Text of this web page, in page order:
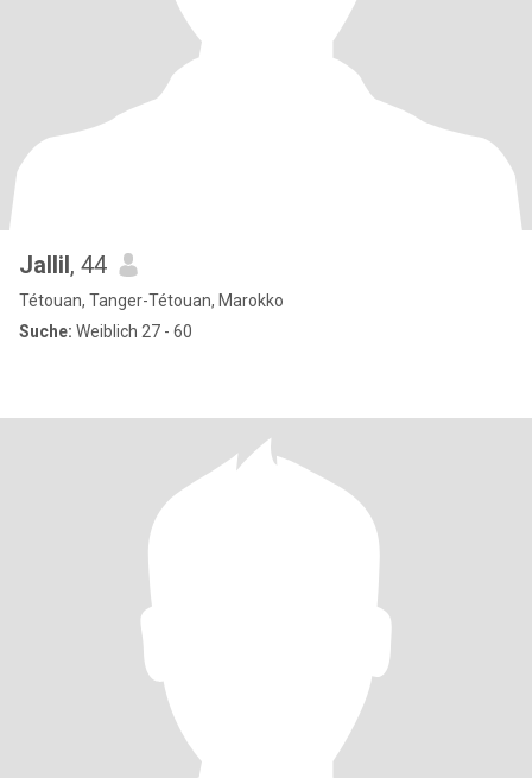
Jallil, 44
Tétouan, Tanger-Tétouan, Marokko
Suche: Weiblich 27 - 60